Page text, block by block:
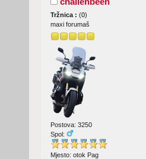
Tržnica : (0)
maxi forumaš
Postova: 3250
Spol:
Mjesto: otok Pag